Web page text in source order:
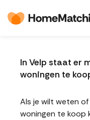
In Velp staat er
woningen te
Als je wilt weten
woningen te koop